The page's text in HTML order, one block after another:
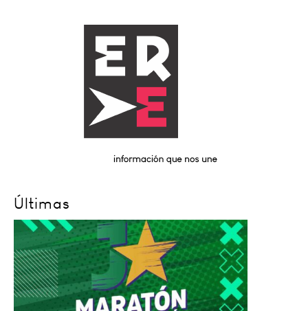
Últimas